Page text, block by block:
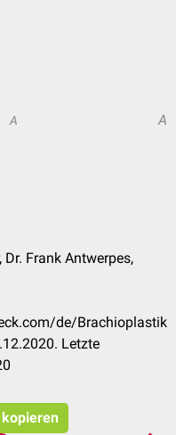
A A
Dr. Frank Antwerpes,
de/Brachioplastik
Letzte